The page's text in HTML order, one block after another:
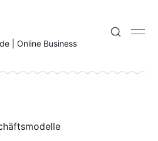
| Online Business